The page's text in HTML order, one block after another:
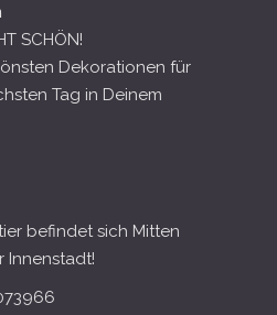
SCHÖN!
Dekorationen für
Tag in Deinem
befindet sich Mitten
Innenstadt!